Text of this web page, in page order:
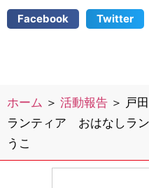
Facebook Twitter
ホーム ＞ 活動報告 ＞ 戸
ランティア おはなしラ
うこ